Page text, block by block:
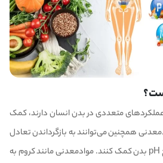
متعددی در بدن انسان دارند، کمک
همچنین می‌توانند به بازگرداندن تعادل
اسید و باز لازم برای حفظ سطح pH بدن کمک کنند. موادمعدنی مانند کروم به